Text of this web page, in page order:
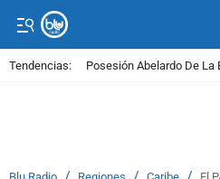
Tendencias: Posesión Abelardo De La